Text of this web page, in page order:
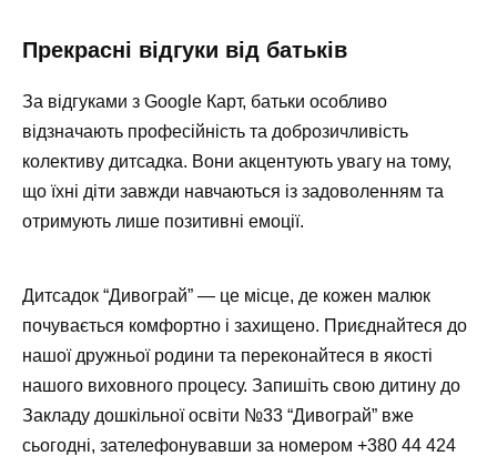
Прекрасні відгуки від батьків
За відгуками з Google Карт, батьки особливо
відзначають професійність та доброзичливість
колективу дитсадка. Вони акцентують увагу на тому,
що їхні діти завжди навчаються із задоволенням та
отримують лише позитивні емоції.
Дитсадок “Дивограй” — це місце, де кожен малюк
почувається комфортно і захищено. Приєднайтеся до
нашої дружньої родини та переконайтеся в якості
нашого виховного процесу. Запишіть свою дитину до
Закладу дошкільної освіти №33 “Дивограй” вже
сьогодні, зателефонувавши за номером +380 44 424